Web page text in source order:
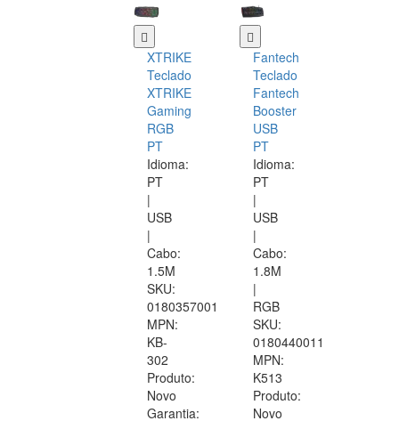
XTRIKE
Teclado
XTRIKE
Gaming
RGB
PT
Idioma:
PT
|
USB
|
Cabo:
1.5M
SKU:
0180357001
MPN:
KB-
302
Produto:
Novo
Garantia:
Fantech
Teclado
Fantech
Booster
USB
PT
Idioma:
PT
|
USB
|
Cabo:
1.8M
|
RGB
SKU:
0180440011
MPN:
K513
Produto:
Novo